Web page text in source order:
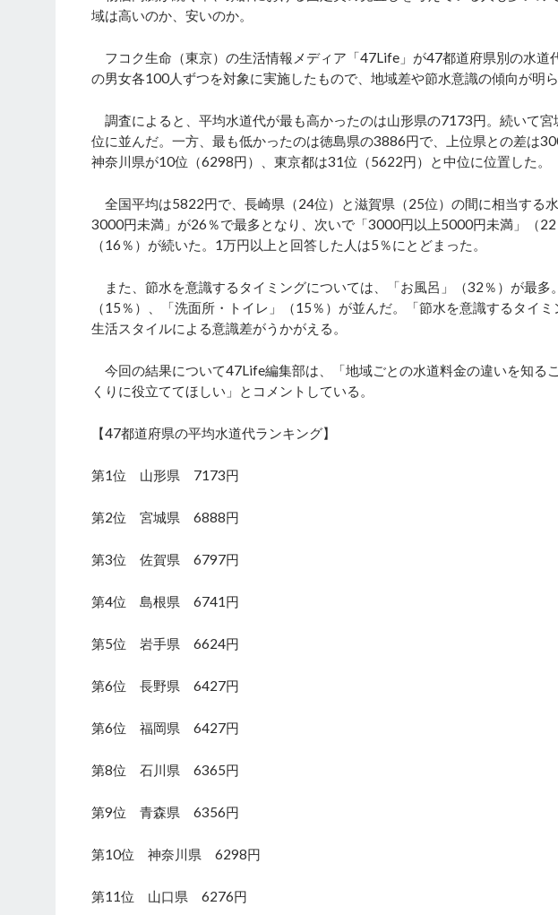
域は高いのか、安いのか。
フコク生命（東京）の生活情報メディア「47Life」が47都道府県別の水道
の男女各100人ずつを対象に実施したもので、地域差や節水意識の傾向が明ら
調査によると、平均水道代が最も高かったのは山形県の7173円。続いて
位に並んだ。一方、最も低かったのは徳島県の3886円で、上位県との差は
神奈川県が10位（6298円）、東京都は31位（5622円）と中位に位置した。
全国平均は5822円で、長崎県（24位）と滋賀県（25位）の間に相当する
3000円未満」が26％で最多となり、次いで「3000円以上5000円未満」（
（16％）が続いた。1万円以上と回答した人は5％にとどまった。
また、節水を意識するタイミングについては、「お風呂」（32％）が最多
（15％）、「洗面所・トイレ」（15％）が並んだ。「節水を意識するタイ
生活スタイルによる意識差がうかがえる。
今回の結果について47Life編集部は、「地域ごとの水道料金の違いを知る
くりに役立ててほしい」とコメントしている。
【47都道府県の平均水道代ランキング】
第1位 山形県 7173円
第2位 宮城県 6888円
第3位 佐賀県 6797円
第4位 島根県 6741円
第5位 岩手県 6624円
第6位 長野県 6427円
第6位 福岡県 6427円
第8位 石川県 6365円
第9位 青森県 6356円
第10位 神奈川県 6298円
第11位 山口県 6276円